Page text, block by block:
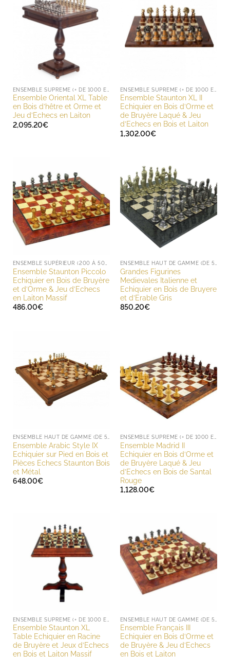
Ensemble Oriental XL Table
en Bois d’hêtre et Orme et
Jeu d’Echecs en Laiton
2,095.20€
Ensemble Staunton XL II
Echiquier en Bois d’Orme et
de Bruyère Laqué & Jeu
d’Echecs en Bois et Laiton
1,302.00€
ENSEMBLE SUPÉRIEUR (200 À 500 EUROS)
Ensemble Staunton Piccolo
Echiquier en Bois de Bruyère
et d’Orme & Jeu d’Echecs
en Laiton Massif
486.00€
ENSEMBLE HAUT DE GAMME (DE 500 À 1000 EUROS)
Grandes Figurines
Medievales Italienne et
Echiquier en Bois de Bruyere
et d’Erable Gris
850.20€
Ensemble Arabic Style IX
Echiquier sur Pied en Bois et
Pièces Echecs Staunton Bois
et Métal
648.00€
Ensemble Madrid II
Echiquier en Bois d’Orme et
de Bruyère Laqué & Jeu
d’Echecs en Bois de Santal
Rouge
1,128.00€
Ensemble Staunton XL
Table Echiquier en Racine
de Bruyère et Jeux d’Echecs
en Bois et Laiton Massif
Ensemble Français III
Echiquier en Bois d’Orme et
de Bruyère & Jeu d’Echecs
en Bois et Laiton